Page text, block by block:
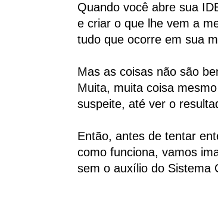
Quando você abre sua
e criar o que lhe vem a
tudo que ocorre em sua
Mas as coisas não são
Muita, muita coisa
suspeite, até ver o
Então, antes de tentar
como funciona, vamos
sem o auxílio do Sistema